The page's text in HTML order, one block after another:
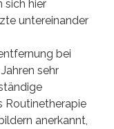
sich hier
untereinander
bei
sehr
Routinetherapie
anerkannt,